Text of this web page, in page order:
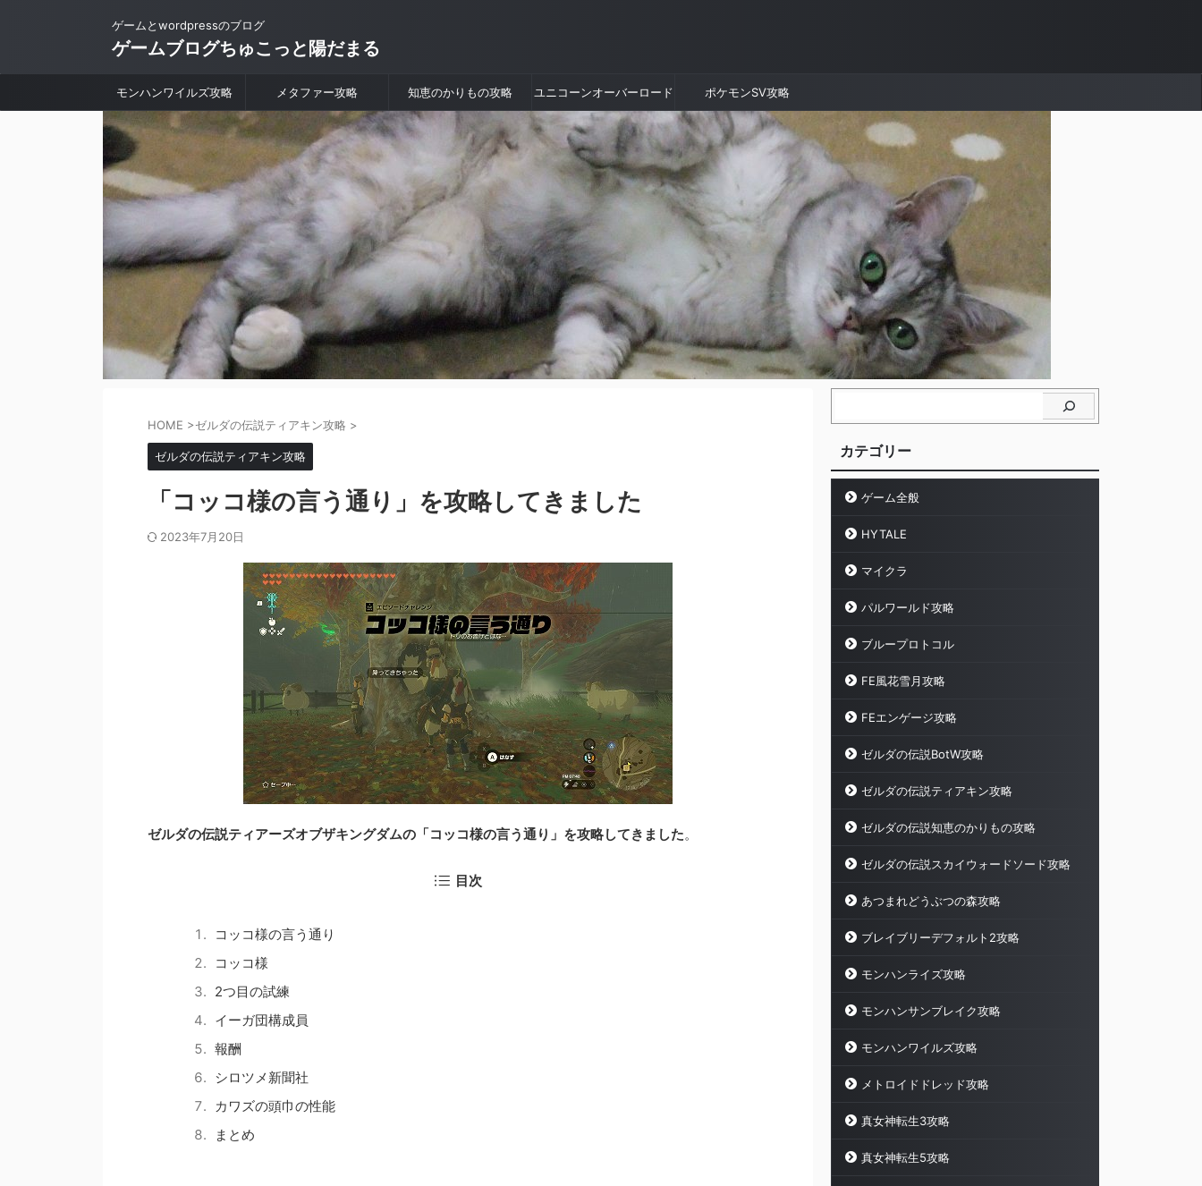
ゲームとwordpressのブログ
ゲームブログちゅこっと陽だまる
モンハンワイルズ攻略 メタファー攻略 知恵のかりもの攻略 ユニコーンオーバーロード ポケモンSV攻略
HOME >ゼルダの伝説ティアキン攻略 >
ゼルダの伝説ティアキン攻略
「コッコ様の言う通り」を攻略してきました
2023年7月20日
ゼルダの伝説ティアーズオブザキングダムの「コッコ様の言う通り」を攻略してきました。
目次
コッコ様の言う通り
コッコ様
2つ目の試練
イーガ団構成員
報酬
シロツメ新聞社
カワズの頭巾の性能
まとめ
カテゴリー
ゲーム全般
HYTALE
マイクラ
パルワールド攻略
ブループロトコル
FE風花雪月攻略
FEエンゲージ攻略
ゼルダの伝説BotW攻略
ゼルダの伝説ティアキン攻略
ゼルダの伝説知恵のかりもの攻略
ゼルダの伝説スカイウォードソード攻略
あつまれどうぶつの森攻略
ブレイブリーデフォルト2攻略
モンハンライズ攻略
モンハンサンブレイク攻略
モンハンワイルズ攻略
メトロイドドレッド攻略
真女神転生3攻略
真女神転生5攻略